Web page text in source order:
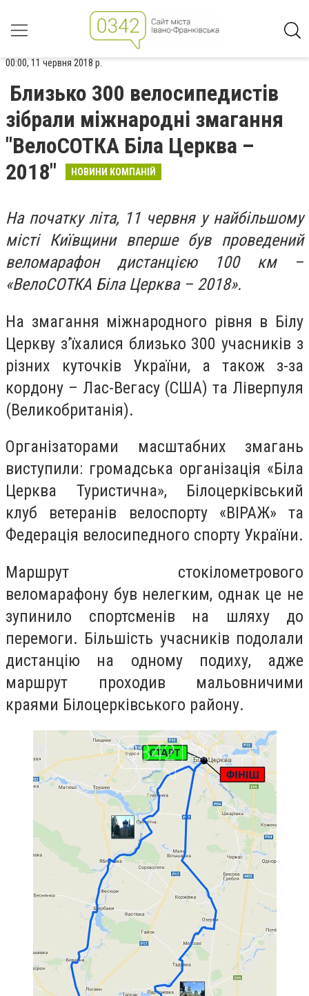
00:00, 11 червня 2018 р.
Близько 300 велосипедистів
зібрали міжнародні змагання
"ВелоСОТКА Біла Церква –
2018"
НОВИНИ КОМПАНІЙ
На початку літа, 11 червня у найбільшому
місті Київщини вперше був проведений
веломарафон дистанцією 100 км –
«ВелоСОТКА Біла Церква – 2018».
На змагання міжнародного рівня в Білу
Церкву з’їхалися близько 300 учасників з
різних куточків України, а також з-за
кордону – Лас-Вегасу (США) та Ліверпуля
(Великобританія).
Організаторами масштабних змагань
виступили: громадська організація «Біла
Церква Туристична», Білоцерківський
клуб ветеранів велоспорту «ВІРАЖ» та
Федерація велосипедного спорту України.
Маршрут стокілометрового
веломарафону був нелегким, однак це не
зупинило спортсменів на шляху до
перемоги. Більшість учасників подолали
дистанцію на одному подиху, адже
маршрут проходив мальовничими
краями Білоцерківського району.